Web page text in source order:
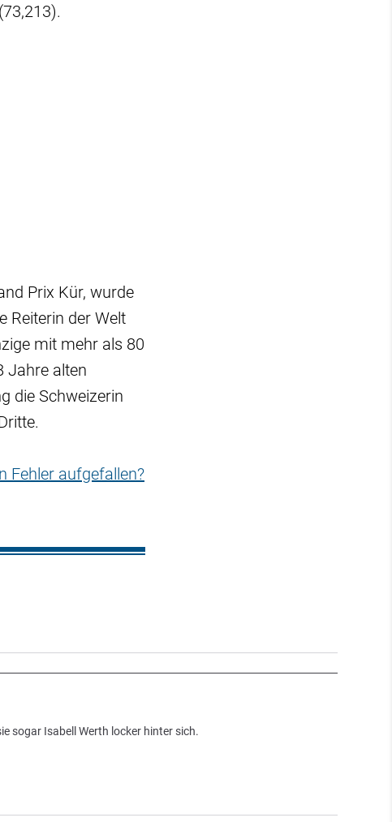
Prix Kür, wurde
Reiterin der Welt
mit mehr als 80
Jahre alten
die Schweizerin
Fehler aufgefallen?
sogar Isabell Werth locker hinter sich.